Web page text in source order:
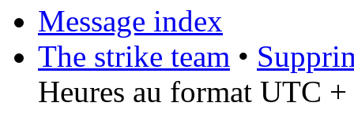
Message index
The strike team •
Heures au format UTC